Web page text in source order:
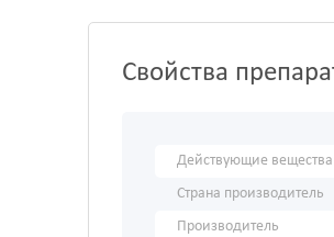
Свойства
Действующие вещества
Страна производитель
Производитель